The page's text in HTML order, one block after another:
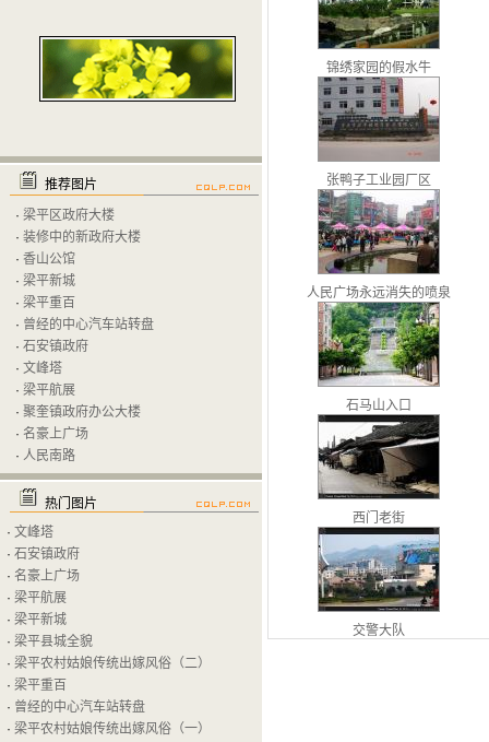
推荐图片
· 梁平区政府大楼
· 装修中的新政府大楼
· 香山公馆
· 梁平新城
· 梁平重百
· 曾经的中心汽车站转盘
· 石安镇政府
· 文峰塔
· 梁平航展
· 聚奎镇政府办公大楼
· 名豪上广场
· 人民南路
热门图片
· 文峰塔
· 石安镇政府
· 名豪上广场
· 梁平航展
· 梁平新城
· 梁平县城全貌
· 梁平农村姑娘传统出嫁风俗（二）
· 梁平重百
· 曾经的中心汽车站转盘
· 梁平农村姑娘传统出嫁风俗（一）
锦绣家园的假水牛
张鸭子工业园厂区
人民广场永远消失的喷泉
石马山入口
西门老街
交警大队